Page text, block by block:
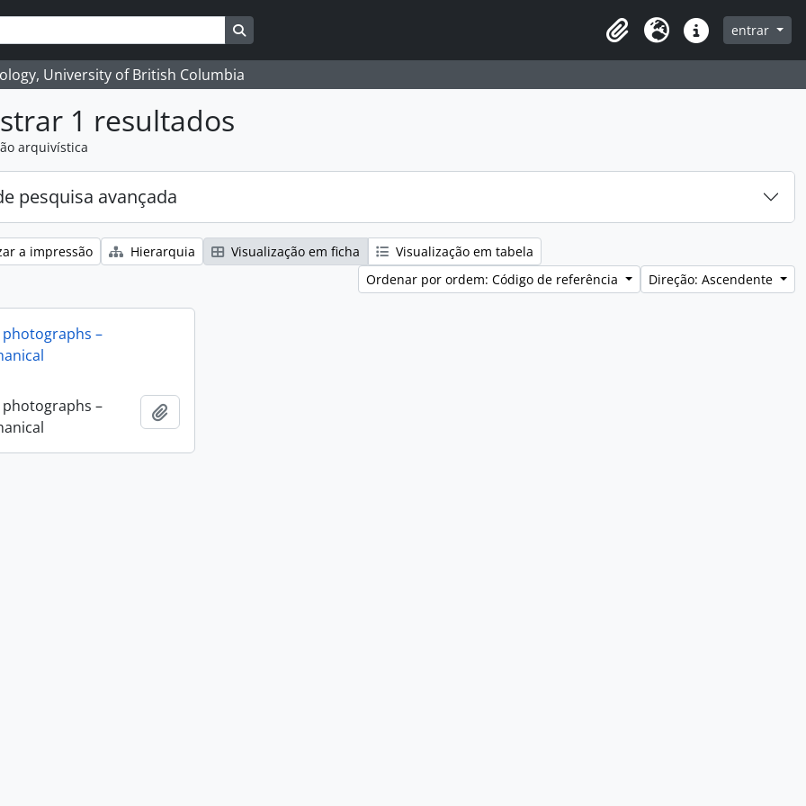
Search in browse page
Clipboard
Idioma Ligações rápidas
entrar
University of British Columbia
1 resultados
arquivística
pesquisa avançada
a impressão Hierarquia Visualização em ficha
Visualização em tabela
Ordenar por ordem: Código de referência
Direção: Ascendente
–
–